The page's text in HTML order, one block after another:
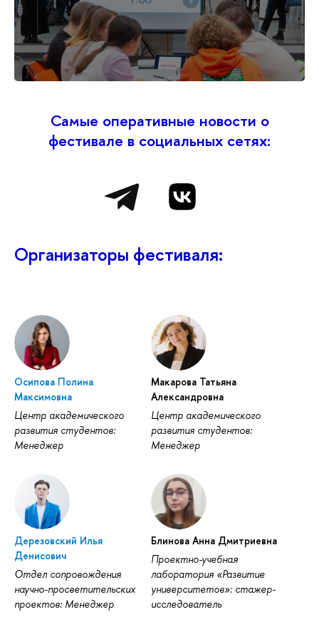
Самые оперативные новости о
фестивале в социальных сетях:
Организаторы фестиваля:
Осипова Полина
Максимовна
Центр академического
развития студентов:
Менеджер
Макарова Татьяна
Александровна
Центр академического
развития студентов:
Менеджер
Дерезовский Илья
Денисович
Отдел сопровождения
научно-просветительских
проектов: Менеджер
Блинова Анна Дмитриевна
Проектно-учебная
лаборатория «Развитие
университетов»: стажер-
исследователь